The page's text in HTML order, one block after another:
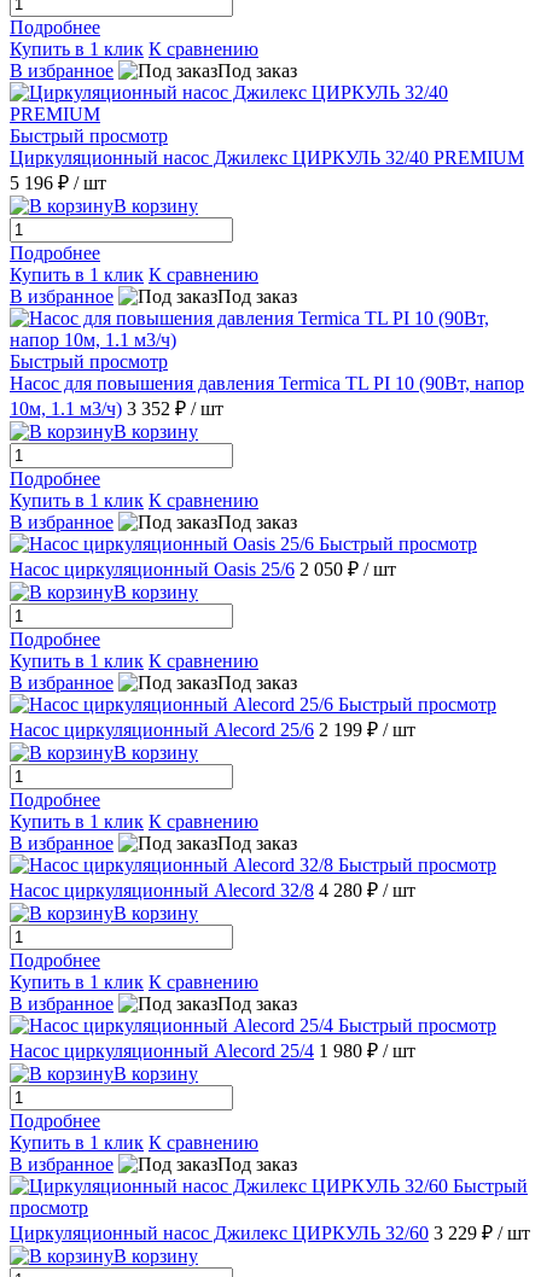
Подробнее
Купить в 1 клик К сравнению
В избранное
Под заказ
Быстрый просмотр
Циркуляционный насос Джилекс ЦИРКУЛЬ 32/40 PREMIUM
5 196 ₽ / шт
В корзину
Подробнее
Купить в 1 клик К сравнению
В избранное
Под заказ
Быстрый просмотр
Насос для повышения давления Termica TL PI 10 (90Вт, напор
10м, 1.1 м3/ч) 3 352 ₽ / шт
В корзину
Подробнее
Купить в 1 клик К сравнению
В избранное
Под заказ
Быстрый просмотр
Насос циркуляционный Oasis 25/6 2 050 ₽ / шт
В корзину
Подробнее
Купить в 1 клик К сравнению
В избранное
Под заказ
Быстрый просмотр
Насос циркуляционный Alecord 25/6 2 199 ₽ / шт
В корзину
Подробнее
Купить в 1 клик К сравнению
В избранное
Под заказ
Быстрый просмотр
Насос циркуляционный Alecord 32/8 4 280 ₽ / шт
В корзину
Подробнее
Купить в 1 клик К сравнению
В избранное
Под заказ
Быстрый просмотр
Насос циркуляционный Alecord 25/4 1 980 ₽ / шт
В корзину
Подробнее
Купить в 1 клик К сравнению
В избранное
Под заказ
Быстрый
просмотр
Циркуляционный насос Джилекс ЦИРКУЛЬ 32/60 3 229 ₽ / шт
В корзину